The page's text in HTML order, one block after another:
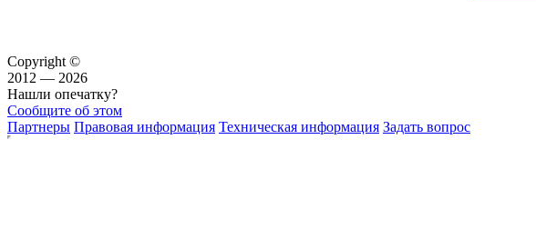
Copyright ©
2012 — 2026
Нашли опечатку?
Сообщите об этом
Партнеры Правовая информация Техническая информация Задать вопрос